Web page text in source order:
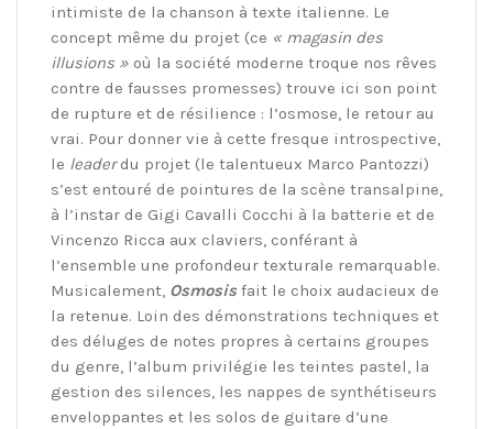
intimiste de la chanson à texte italienne. Le
concept même du projet (ce « magasin des
illusions » où la société moderne troque nos rêves
contre de fausses promesses) trouve ici son point
de rupture et de résilience : l’osmose, le retour au
vrai. Pour donner vie à cette fresque introspective,
le leaderdu projet (le talentueux Marco Pantozzi)
s’est entouré de pointures de la scène transalpine,
à l’instar de Gigi Cavalli Cocchi à la batterie et de
Vincenzo Ricca aux claviers, conférant à
l’ensemble une profondeur texturale remarquable.
Musicalement, Osmosisfait le choix audacieux de
la retenue. Loin des démonstrations techniques et
des déluges de notes propres à certains groupes
du genre, l’album privilégie les teintes pastel, la
gestion des silences, les nappes de synthétiseurs
enveloppantes et les solos de guitare d’une